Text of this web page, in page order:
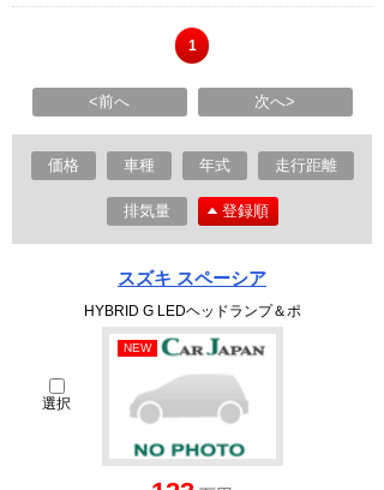
1
<前へ 次へ>
価格 車種 年式 走行距離
排気量 登録順
スズキ スペーシア
HYBRID G LEDヘッドランプ＆ポ
選択
NEW